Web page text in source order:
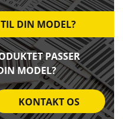
DIN MODEL?
PASSER
MODEL?
KONTAKT OS